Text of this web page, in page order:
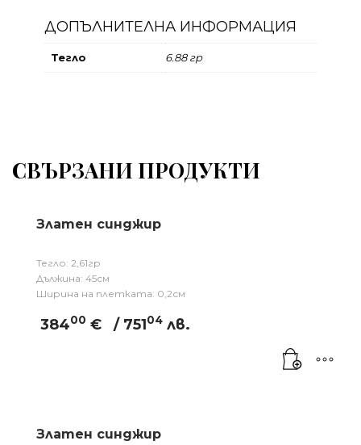
ДОПЪЛНИТЕЛНА ИНФОРМАЦИЯ
Тегло 6.88 гр
СВЪРЗАНИ ПРОДУКТИ
Златен синджир
Тегло: 2,61гр
Дължина: 45см
Ширина на плетката: 0,2см
38400 € / 75104 лв.
Златен синджир